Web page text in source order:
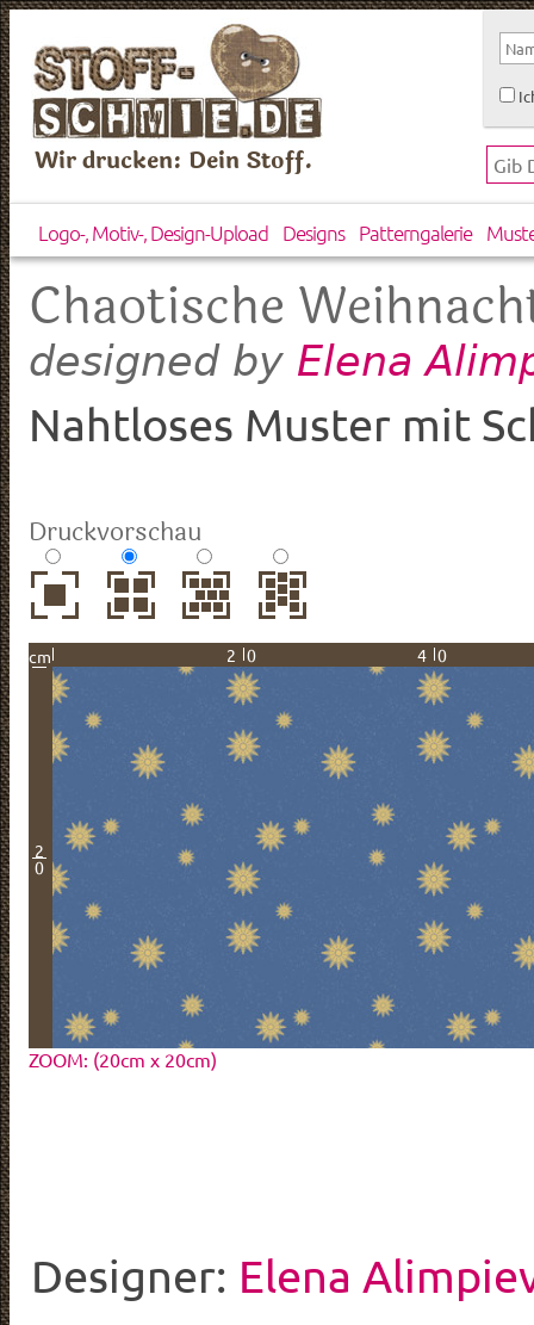
Wir drucken: Dein Stoff.
Logo-, Motiv-, Design-Upload Designs Patterngalerie
Chaotische
designed by Elena
Nahtloses Muster mit
Druckvorschau
cm 20 40
2
0
ZOOM: (20cm x 20cm)
Designer: Elena